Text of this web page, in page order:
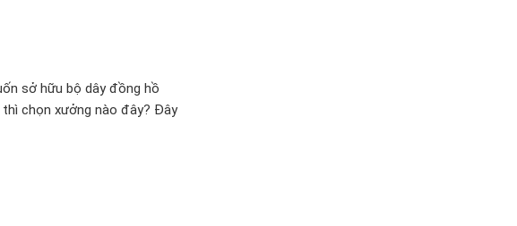
sở hữu bộ dây đồng hồ
chọn xưởng nào đây? Đây